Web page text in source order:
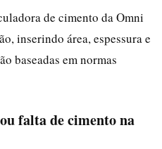
de cimento da Omni
inserindo área, espessura e
baseadas em normas
falta de cimento na